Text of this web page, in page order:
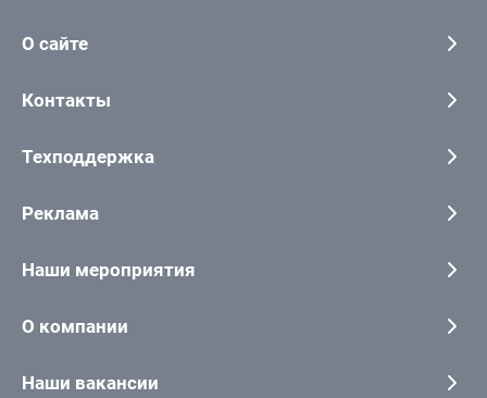
О сайте
Контакты
Техподдержка
Реклама
Наши мероприятия
О компании
Наши вакансии